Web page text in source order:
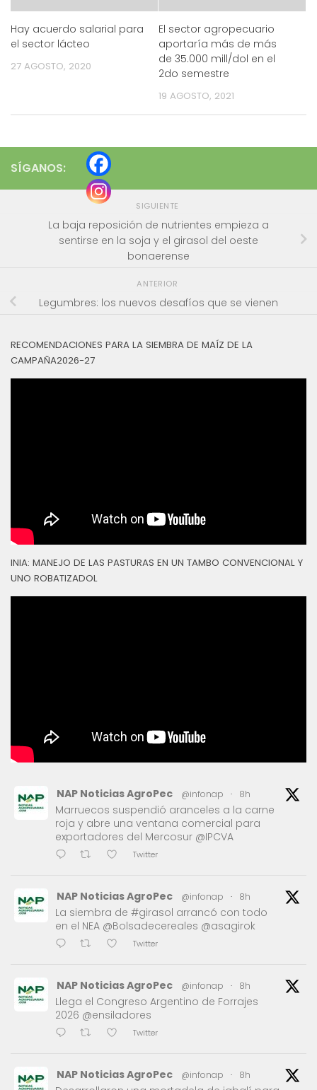
Hay acuerdo salarial para
el sector lácteo
27 AGOSTO, 2020
El sector agropecuario
aportaría más de más
de 35.000 mill/dol en el
2do semestre
19 AGOSTO, 2021
SÍGANOS:
SIGUIENTE
La baja reposición de nutrientes empieza a
sentirse en la soja y el girasol del oeste
bonaerense
ANTERIOR
Legumbres: los nuevos desafíos que se vienen
RECOMENDACIONES PARA LA SIEMBRA DE MAÍZ DE LA
CAMPAÑA2026-27
INIA: MANEJO DE LAS PASTURAS EN UN TAMBO CONVENCIONAL Y
UNO ROBATIZADOL
NAP Noticias AgroPec @infonap · 8h
Marruecos suspendió aranceles a la carne
roja y abre una ventana comercial para
exportadores del Mercosur @IPCVA
Twitter
NAP Noticias AgroPec @infonap · 8h
La siembra de #girasol arrancó con todo
en el NEA @Bolsadecereales @asagirok
Twitter
NAP Noticias AgroPec @infonap · 8h
Llega el Congreso Argentino de Forrajes
2026 @ensiladores
Twitter
NAP Noticias AgroPec @infonap · 8h